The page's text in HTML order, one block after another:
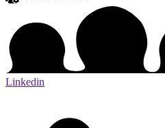
Linkedin